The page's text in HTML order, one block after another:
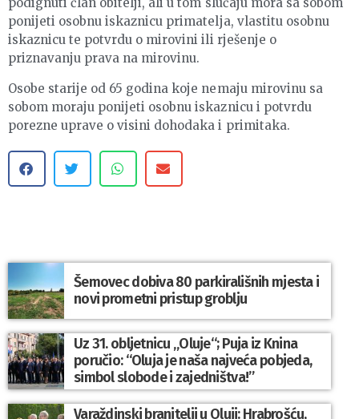
ponijeti osobnu iskaznicu primatelja, vlastitu osobnu
iskaznicu te potvrdu o mirovini ili rješenje o
priznavanju prava na mirovinu.
Osobe starije od 65 godina koje nemaju mirovinu sa
sobom moraju ponijeti osobnu iskaznicu i potvrdu
porezne uprave o visini dohodaka i primitaka.
Šemovec dobiva 80 parkirališnih mjesta i
novi prometni pristup groblju
Uz 31. obljetnicu „Oluje“; Puja iz Knina
poručio: “Oluja je naša najveća pobjeda,
simbol slobode i zajedništva!”
Varaždinski branitelji u Oluji: Hrabrošću,